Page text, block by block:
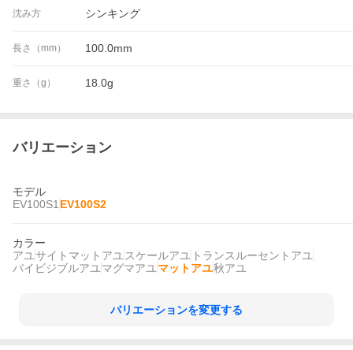
沈み方 シンキング
長さ（mm） 100.0mm
重さ（g） 18.0g
バリエーション
モデル
EV100S1 EV100S2
カラー
アユサイトマットアユ スケールアユ トランスルーセントアユ
バイビジブルアユマグマアユマットアユ秋アユ
バリエーションを変更する